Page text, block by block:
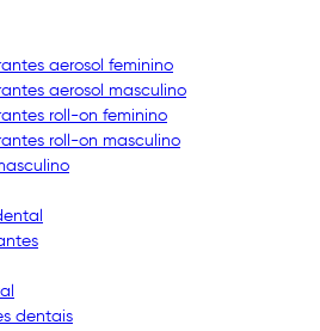
aerosol feminino
aerosol masculino
roll-on feminino
roll-on masculino
dentais